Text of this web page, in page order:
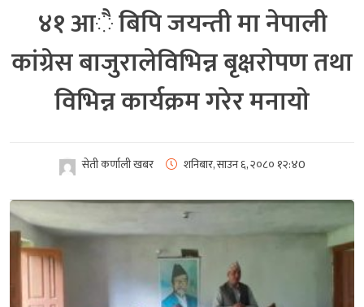
४१ आै बिपि जयन्ती मा नेपाली
कांग्रेस बाजुरालेविभिन्न बृक्षराेपण तथा
विभिन्न कार्यक्रम गरेर मनायाे
सेती कर्णाली खबर शनिबार, साउन ६, २०८० १२:४0